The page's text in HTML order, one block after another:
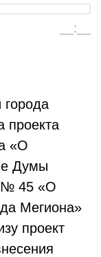
__:__
города
проекта
«О
Думы
№ 45 «О
Мегиона»
проект